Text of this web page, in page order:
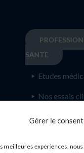
Gérer le
meilleures expériences,
SANTE
Etudes
Nos essais
Ecoles